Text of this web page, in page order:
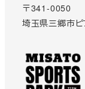
〒341-0050
埼玉県三郷市ピ